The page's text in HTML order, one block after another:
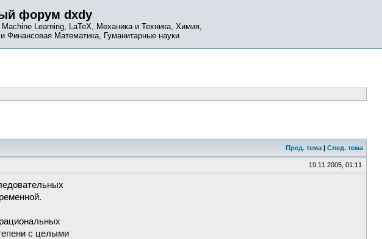
форум dxdy
Learning, LaTeX, Механика и Техника, Химия,
Финансовая Математика, Гуманитарные науки
Пред. тема | След. тема
19.11.2005, 01:11
с целыми